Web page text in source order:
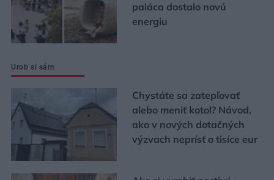
paláca dostalo novú
energiu
Urob si sám
Chystáte sa zatepľovať
alebo meniť kotol? Návod,
ako v nových dotačných
výzvach neprísť o tisíce eur